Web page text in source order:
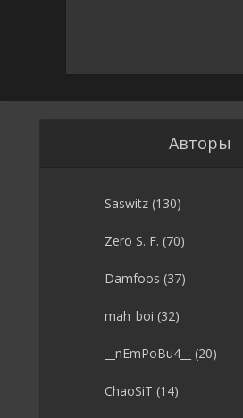
Авторы
Saswitz (130)
Zero S. F. (70)
Damfoos (37)
mah_boi (32)
__nEmPoBu4__ (20)
ChaoSiT (14)